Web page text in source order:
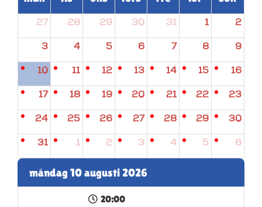
27 28 29 30 31 1 2
3 4 5 6 7 8 9
10 11 12 13 14 15 16
17 18 19 20 21 22 23
24 25 26 27 28 29 30
31 1 2 3 4 5 6
måndag 10 augusti 2026
20:00